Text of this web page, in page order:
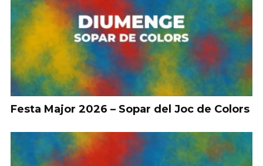
Festa Major 2026 – Sopar del Joc de Colors